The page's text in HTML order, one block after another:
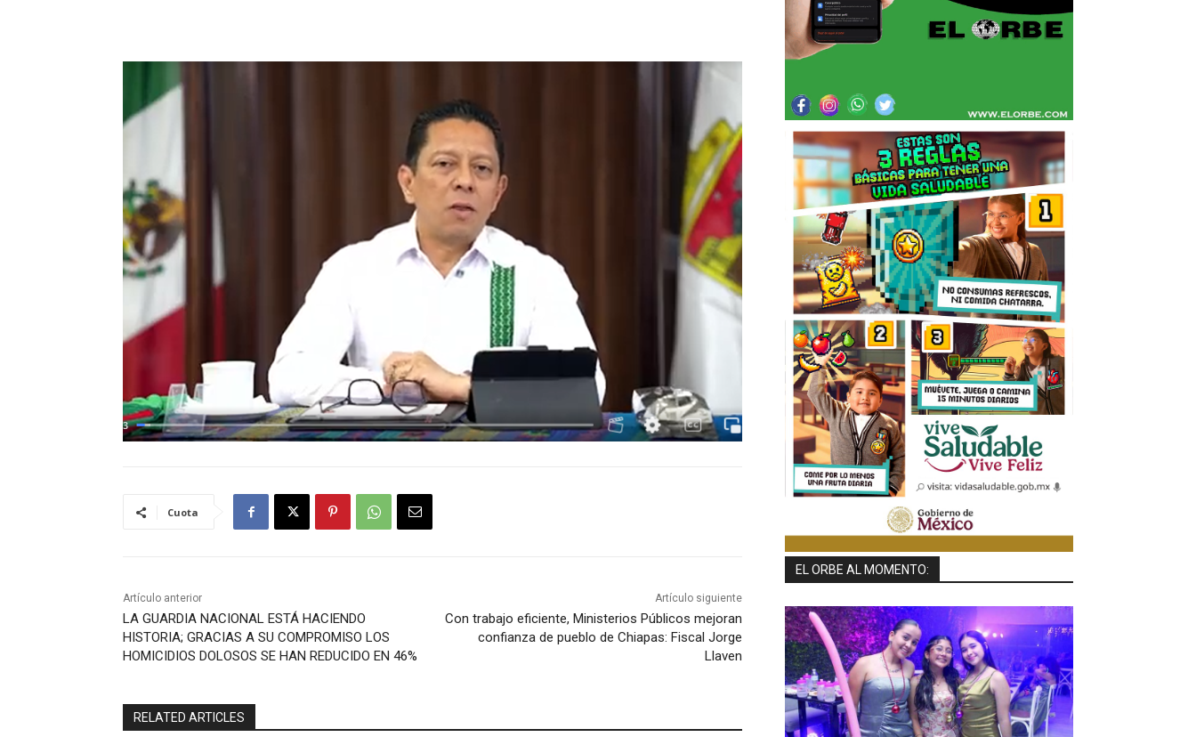
Cuota
Artículo anterior
LA GUARDIA NACIONAL ESTÁ HACIENDO
HISTORIA; GRACIAS A SU COMPROMISO LOS
HOMICIDIOS DOLOSOS SE HAN REDUCIDO EN 46%
Artículo siguiente
Con trabajo eficiente, Ministerios Públicos mejoran
confianza de pueblo de Chiapas: Fiscal Jorge
Llaven
RELATED ARTICLES
EL ORBE AL MOMENTO: